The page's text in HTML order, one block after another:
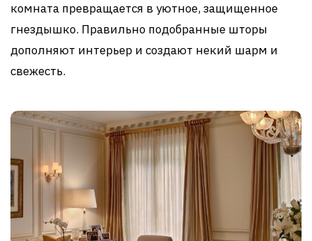
комната превращается в уютное, защищенное
гнездышко. Правильно подобранные шторы
дополняют интерьер и создают некий шарм и
свежесть.